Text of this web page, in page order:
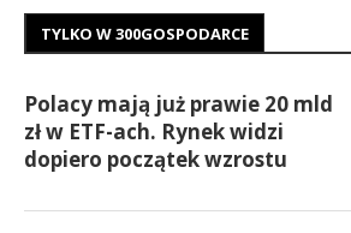
TYLKO W 300GOSPODARCE
Polacy mają już prawie 20 mld
zł w ETF-ach. Rynek widzi
dopiero początek wzrostu